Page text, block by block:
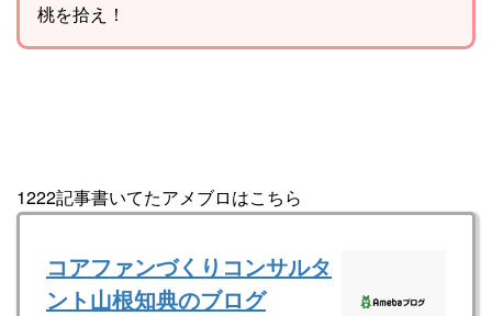
桃を拾え！
1222記事書いてたアメブロはこちら
コアファンづくりコンサルタ
ント山根知典のブログ